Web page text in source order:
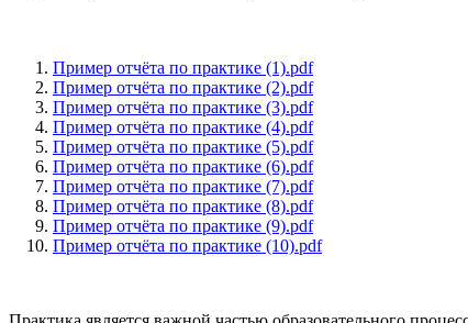
Пример отчёта по практике (1).pdf
Пример отчёта по практике (2).pdf
Пример отчёта по практике (3).pdf
Пример отчёта по практике (4).pdf
Пример отчёта по практике (5).pdf
Пример отчёта по практике (6).pdf
Пример отчёта по практике (7).pdf
Пример отчёта по практике (8).pdf
Пример отчёта по практике (9).pdf
Пример отчёта по практике (10).pdf